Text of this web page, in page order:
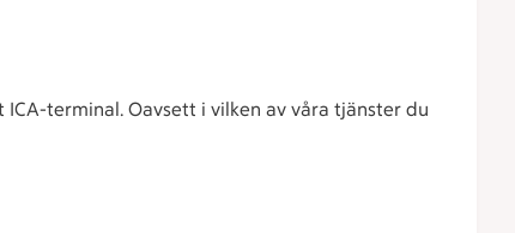
terminal. Oavsett i vilken av våra tjänster du